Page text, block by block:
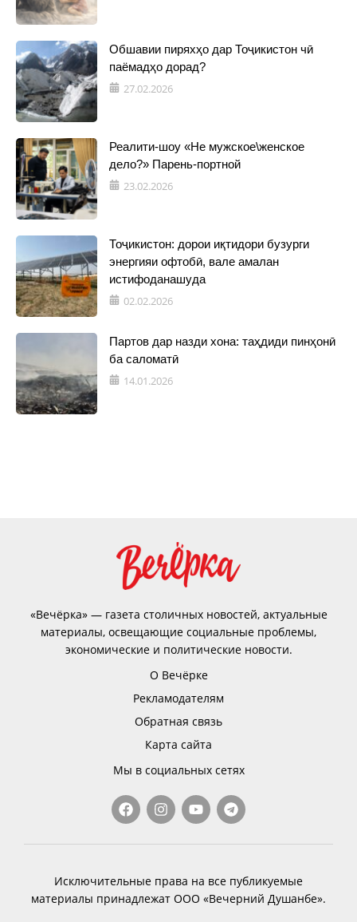
Обшавии пиряхҳо дар Тоҷикистон чӣ
паёмадҳо дорад?
27.02.2026
Реалити-шоу «Не мужское\женское
дело?» Парень-портной
23.02.2026
Тоҷикистон: дорои иқтидори бузурги
энергияи офтобӣ, вале амалан
истифоданашуда
02.02.2026
Партов дар назди хона: таҳдиди пинҳонӣ
ба саломатӣ
14.01.2026
«Вечёрка» — газета столичных новостей, актуальные
материалы, освещающие социальные проблемы,
экономические и политические новости.
О Вечёрке
Рекламодателям
Обратная связь
Карта сайта
Мы в социальных сетях
Исключительные права на все публикуемые
материалы принадлежат ООО «Вечерний Душанбе».